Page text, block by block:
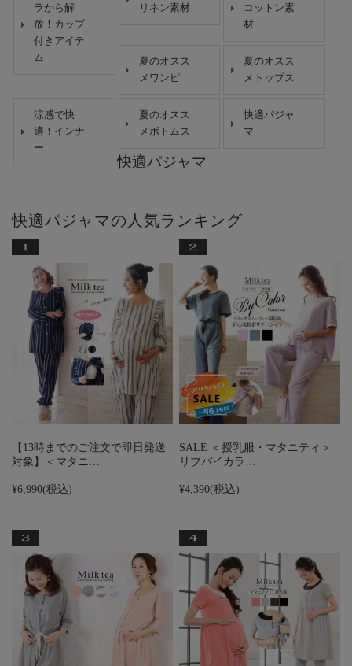
ラから解
放！カップ
付きアイテ
ム
リネン素材
コットン素
材
夏のオスス
メワンピ
夏のオスス
メトップス
涼感で快
適！インナ
ー
夏のオスス
メボトムス
快適パジャ
マ
快適パジャマ
快適パジャマの人気ランキング
【13時までのご注文で即日発送
対象】＜マタニ…
¥6,990(税込)
SALE ＜授乳服・マタニティ＞
リブバイカラ…
¥4,390(税込)